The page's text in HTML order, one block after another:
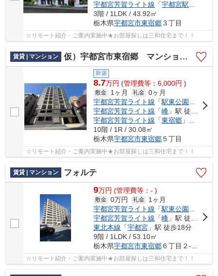
宇都宮芳賀ライト線 「宇都宮駅東口
3階 / 1LDK / 43.92㎡
栃木県宇都宮市東宿郷３丁目
☆リモート紹介・ご案内実施中★お部屋探しは三和住宅まで！！
賃貸 | マンション 仮）宇都宮市東宿郷 マンション新築工事
新築
8.7万円 (管理費等：6,000円 )
敷金 1ヶ月 礼金 0ヶ月
宇都宮芳賀ライト線 「駅東公園前
」駅
宇都宮芳賀ライト線 「峰 」駅 徒歩7分
宇都宮芳賀ライト線 「東宿郷 」駅 徒歩8分
10階 / 1R / 30.08㎡
栃木県宇都宮市東宿郷５丁目
☆リモート紹介・ご案内実施中★お部屋探しは三和住宅まで！！
賃貸 | マンション フォルテ
9万円 (管理費等：- )
敷金 0万円 礼金
1ヶ月
宇都宮芳賀ライト線 「駅東公園前
宇都宮芳賀ライト線 「峰 」駅 徒歩6分
東北本線 「宇都宮 」駅 徒歩18分
9階 / 1LDK / 53.10㎡
栃木県宇都宮市東宿郷６丁目２-１６
☆リモート紹介・ご案内実施中★お部屋探しは三和住宅まで！！